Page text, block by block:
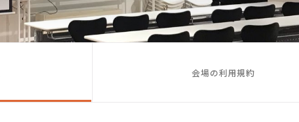
会場の利用規約